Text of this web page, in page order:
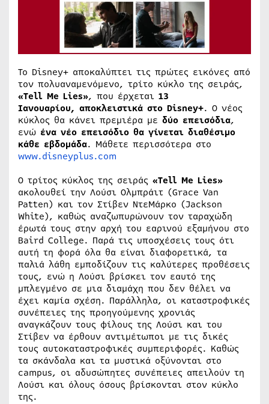
Το Disney+ αποκαλύπτει τις πρώτες εικόνες από
τον πολυαναμενόμενο, τρίτο κύκλο της σειράς,
«Tell Me Lies», που έρχεται 13
Ιανουαρίου, αποκλειστικά στο Disney+. Ο νέος
κύκλος θα κάνει πρεμιέρα με δύο επεισόδια,
ενώ ένα νέο επεισόδιο θα γίνεται διαθέσιμο
κάθε εβδομάδα. Μάθετε περισσότερα στο
www.disneyplus.com
Ο τρίτος κύκλος της σειράς «Tell Me Lies»
ακολουθεί την Λούσι Ολμπράιτ (Grace Van
Patten) και τον Στίβεν ΝτεΜάρκο (Jackson
White), καθώς αναζωπυρώνουν τον ταραχώδη
έρωτά τους στην αρχή του εαρινού εξαμήνου στο
Baird College. Παρά τις υποσχέσεις τους ότι
αυτή τη φορά όλα θα είναι διαφορετικά, τα
παλιά λάθη εμποδίζουν τις καλύτερες προθέσεις
τους, ενώ η Λούσι βρίσκει τον εαυτό της
μπλεγμένο σε μια διαμάχη που δεν θέλει να
έχει καμία σχέση. Παράλληλα, οι καταστροφικές
συνέπειες της προηγούμενης χρονιάς
αναγκάζουν τους φίλους της Λούσι και του
Στίβεν να έρθουν αντιμέτωποι με τις δικές
τους αυτοκαταστροφικές συμπεριφορές. Καθώς
τα σκάνδαλα και τα μυστικά οξύνονται στο
campus, οι αδυσώπητες συνέπειες απειλούν τη
Λούσι και όλους όσους βρίσκονται στον κύκλο
της.